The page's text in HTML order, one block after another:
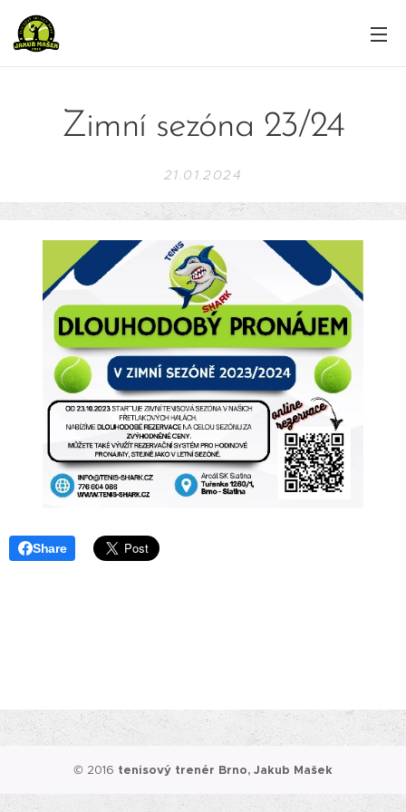
Zimní sezóna 23/24
21.01.2024
Share
© 2016 tenisový trenér Brno, Jakub Mašek